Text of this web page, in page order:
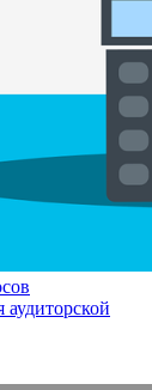
аудиторской